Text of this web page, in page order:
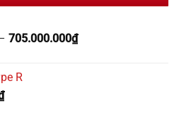
705.000.000₫
R